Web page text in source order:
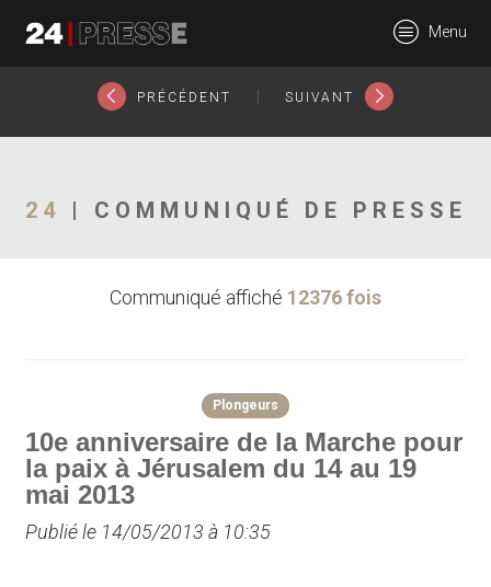
24Presse -
Communiqués de
Menu
PRÉCÉDENT SUIVANT
24 | COMMUNIQUÉ DE PRESSE
Communiqué affiché 12376 fois
Plongeurs
10e anniversaire de la Marche pour
la paix à Jérusalem du 14 au 19
mai 2013
Publié le 14/05/2013 à 10:35